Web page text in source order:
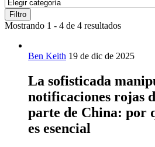
Filtro
Mostrando 1 - 4 de 4 resultados
Ben Keith 19 de dic de 2025
La sofisticada
notificaciones rojas
parte de China: por
es esencial